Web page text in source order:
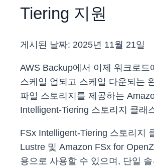
Tiering 지원
게시된 날짜: 2025년 11월 21일
AWS Backup에서 이제 워크로드
스케일 업되고 스케일 다운되는
파일 스토리지를 제공하는
Intelligent-Tiering 스토리지 클래
FSx Intelligent-Tiering 스토리지
Lustre 및 Amazon FSx for
용으로 사용할 수 있으며, 단일